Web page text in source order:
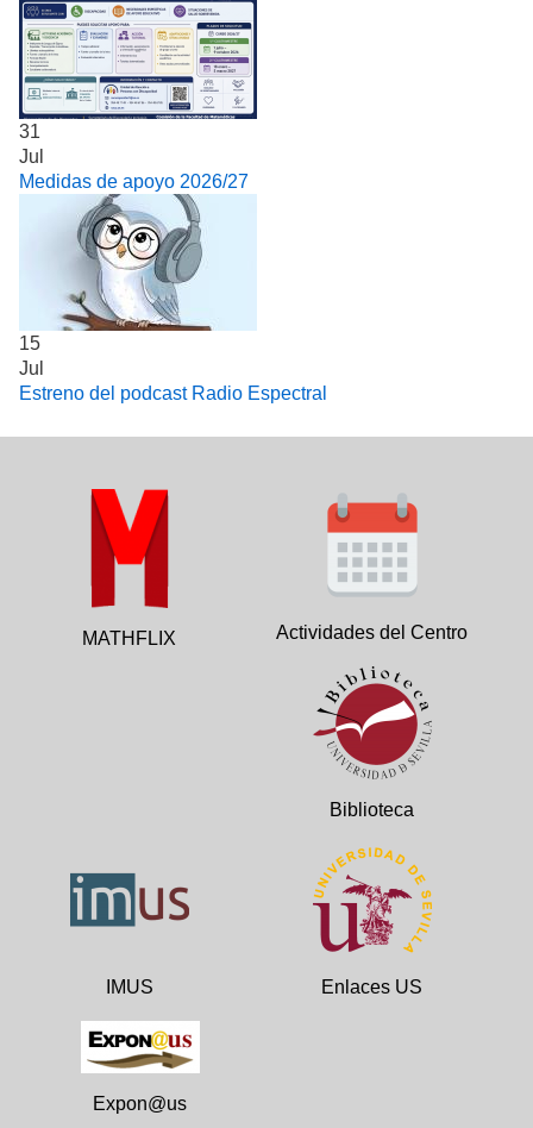
31
Jul
Medidas de apoyo 2026/27
15
Jul
Estreno del podcast Radio Espectral
MATHFLIX Actividades del Centro
Biblioteca
IMUS Enlaces US
Expon@us